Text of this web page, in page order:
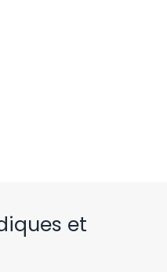
et